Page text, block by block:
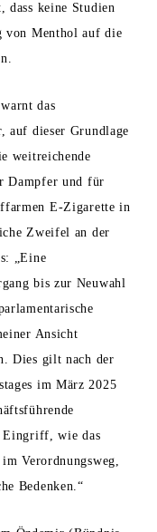
dass keine Studien
von Menthol auf die
das
auf dieser Grundlage
weitreichende
Dampfer und für
E-Zigarette in
Zweifel an der
„Eine
bis zur Neuwahl
Ansicht
Dies gilt nach der
im März 2025
Eingriff, wie das
Verordnungsweg,
Bedenken.“